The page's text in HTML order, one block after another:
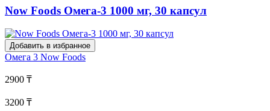
Now Foods Омега-3 1000 мг, 30 капсул
Добавить в избранное
Омега 3 Now Foods
2900 ₸
3200 ₸